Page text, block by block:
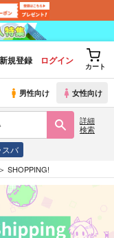
新規登録 ログイン
カート
男性向け 女性向け
詳細
検索
スバ
SHOPPING!